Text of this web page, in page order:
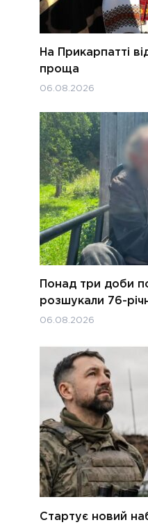
На Прикарпатті
проща
06.08.2026
Понад три доби
розшукали 76-
06.08.2026
Стартує новий